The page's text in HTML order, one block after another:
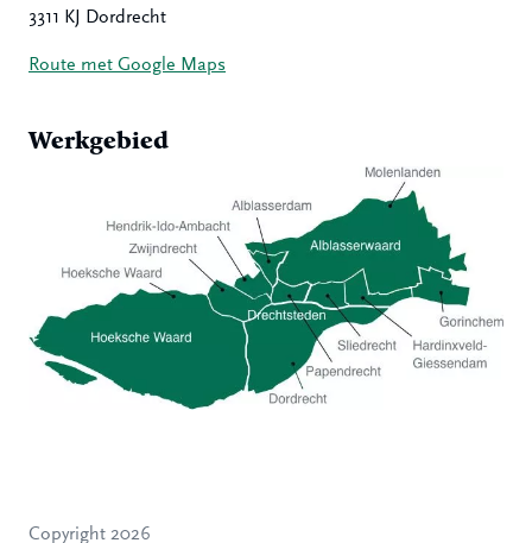
3311 KJ Dordrecht
Route met Google Maps
Werkgebied
Copyright 2026